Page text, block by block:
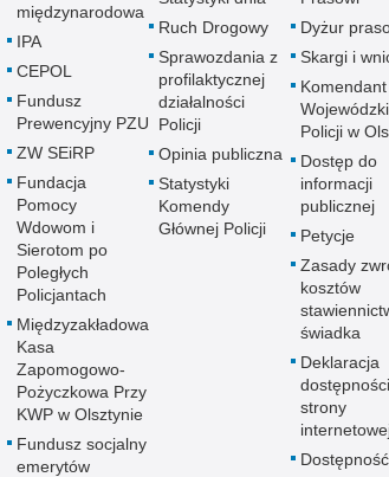
międzynarodowa
IPA
CEPOL
Fundusz
Prewencyjny PZU
ZW SEiRP
Fundacja
Pomocy
Wdowom i
Sierotom po
Poległych
Policjantach
Międzyzakładowa
Kasa
Zapomogowo-
Pożyczkowa Przy
KWP w Olsztynie
Fundusz socjalny
emerytów
Ruch Drogowy
Sprawozdania z
profilaktycznej
działalności
Policji
Opinia publiczna
Statystyki
Komendy
Głównej Policji
Dyżur
Skargi i
Komendant
Wojewódzki
Policji w
Dostęp do
informacji
publicznej
Petycje
Zasady
kosztów
świadka
Deklaracja
dostępności
strony